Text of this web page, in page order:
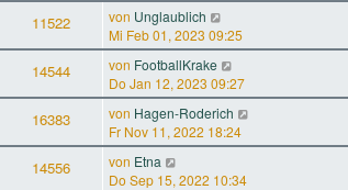
11522 von Unglaublich
Mi Feb 01, 2023 09:25
14544 von FootballKrake
Do Jan 12, 2023 09:27
16383 von Hagen-Roderich
Fr Nov 11, 2022 18:24
14556 von Etna
Do Sep 15, 2022 10:34